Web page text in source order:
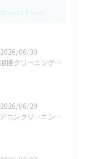
Recent Posts
2026/06/30
洗濯機クリーニングでカビや黒いカスを根本解決する効果的な方法
2026/06/29
エアコンクリーニング費用を徹底比較して賢く業者を選ぶための実践ガイド